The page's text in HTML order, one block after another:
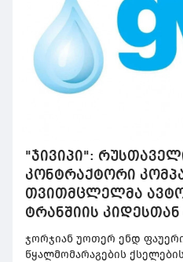
"ჯივიპი":
კონტრაქტორი
თვითმცლელმა
ტრანშიის
რამაც ნიადაგის
მოცურება გამოიწვია
ჯორჯიან უოთერ ენდ
წყალმომარაგების